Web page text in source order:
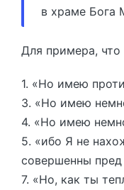
в храме Бога
Для примера,
1. «Но имею
3. «Но имею
4. «Но имею
5. «ибо Я не
совершенны
7. «Но, как ты